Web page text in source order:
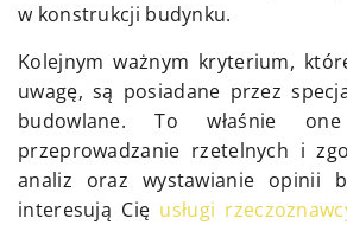
w konstrukcji budynku.
Kolejnym ważnym kryterium,
uwagę, są posiadane przez
budowlane. To właśnie
przeprowadzanie rzetelnych i
analiz oraz wystawianie opinii
interesują Cię usługi